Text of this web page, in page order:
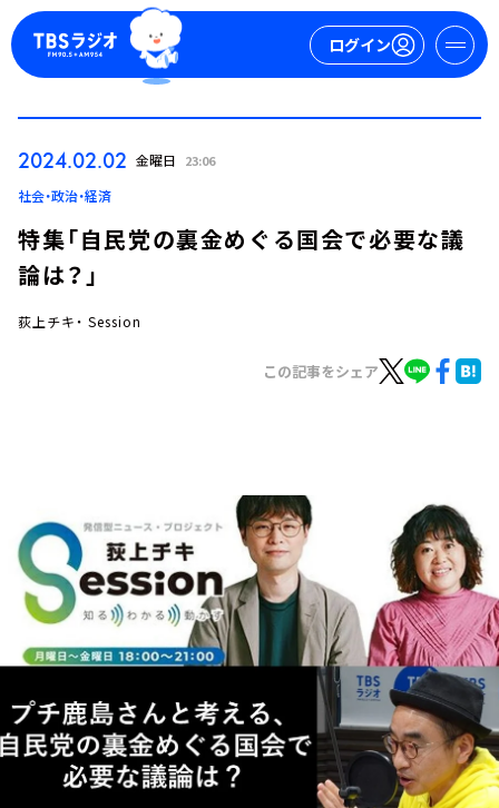
ログイン
イベント・グッズ
YouTube
会社情報
2024.02.02 金曜日 23:06
社会・政治・経済
特集「自民党の裏金めぐる国会で必要な議
論は？」
荻上チキ・ Session
この記事をシェア